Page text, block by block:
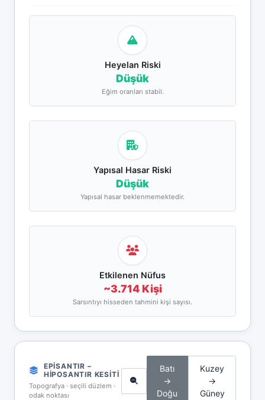
Heyelan Riski
Düşük
Eğim oranları stabil.
Yapısal Hasar Riski
Düşük
Yapısal hasar beklenmemektedir.
Etkilenen Nüfus
~3.714 Kişi
Sarsıntıyı hisseden tahmini kişi sayısı.
EPISANTIR –
HIPOSANTIR KESITI
Topografya · seçili düzlem ·
odak noktası
Batı
→
Doğu
Kuzey
→
Güney